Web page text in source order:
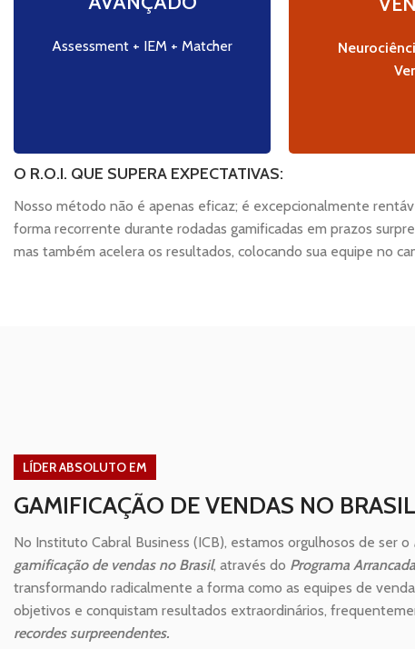
Assessment + IEM + Matcher
equipes. Identificação de
desenvolvimento.
inovadores de
O R.O.I. QUE SUPERA EXPECTATIVAS:
Nosso método não é apenas eficaz; é excepcionalmente
forma recorrente durante rodadas gamificadas em prazos
mas também acelera os resultados, colocando sua equipe no
LÍDER ABSOLUTO EM
GAMIFICAÇÃO DE VENDAS NO
No Instituto Cabral Business (ICB), estamos orgulhosos de ser o
gamificação de vendas no Brasil, através do Programa
transformando radicalmente a forma como as equipes de
objetivos e conquistam resultados extraordinários,
recordes surpreendentes.